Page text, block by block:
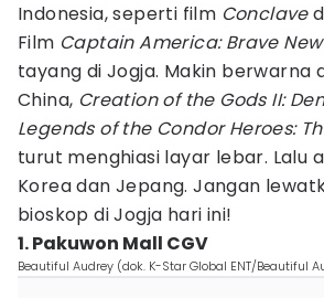
Indonesia, seperti film Conclave
Film Captain America: Brave
tayang di Jogja. Makin berwarna
China, Creation of the Gods II:
Legends of the Condor Heroes:
turut menghiasi layar lebar. Lalu
Korea dan Jepang. Jangan
bioskop di Jogja hari ini!
1. Pakuwon Mall CGV
Beautiful Audrey (dok. K-Star Global ENT/Beautiful